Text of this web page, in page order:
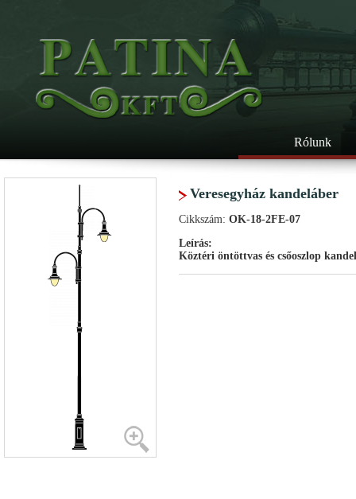
Rólunk
Veresegyház kandeláber
Cikkszám: OK-18-2FE-07
Leírás:
Köztéri öntöttvas és csőoszlop